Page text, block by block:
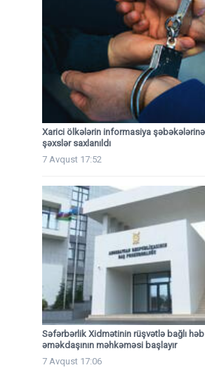
Xarici ölkələrin informasiya
şəxslər saxlanıldı
7 Avqust 17:52
Səfərbərlik Xidmətinin rüşvətlə bağlı
əməkdaşının məhkəməsi başlayır
7 Avqust 17:06